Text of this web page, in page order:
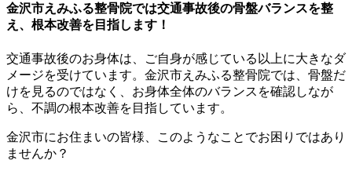
金沢市えみふる整骨院では交通事故後の骨盤バランスを整
え、根本改善を目指します！
交通事故後のお身体は、ご自身が感じている以上に大きなダ
メージを受けています。金沢市えみふる整骨院では、骨盤だ
けを見るのではなく、お身体全体のバランスを確認しなが
ら、不調の根本改善を目指しています。
金沢市にお住まいの皆様、このようなことでお困りではあり
ませんか？